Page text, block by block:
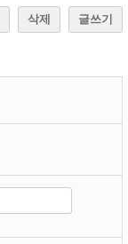
삭제 글쓰기